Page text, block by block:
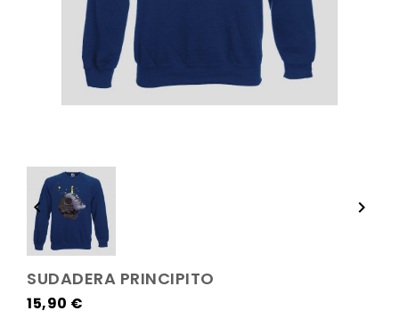
 
SUDADERA PRINCIPITO
15,90 €